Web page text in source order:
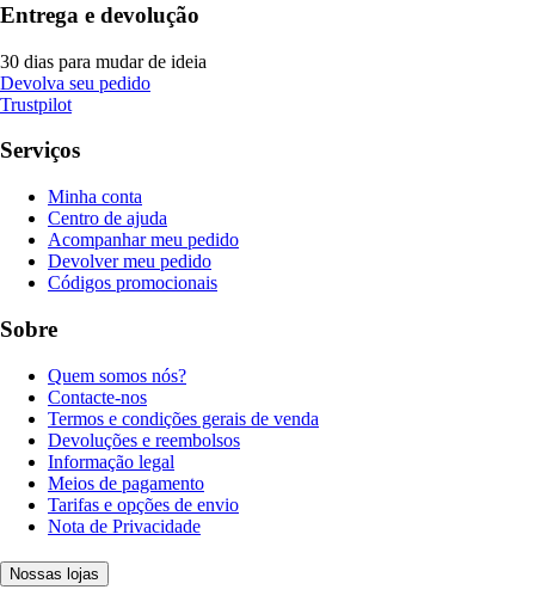
Entrega e devolução
30 dias para mudar de ideia
Devolva seu pedido
Trustpilot
Serviços
Minha conta
Centro de ajuda
Acompanhar meu pedido
Devolver meu pedido
Códigos promocionais
Sobre
Quem somos nós?
Contacte-nos
Termos e condições gerais de venda
Devoluções e reembolsos
Informação legal
Meios de pagamento
Tarifas e opções de envio
Nota de Privacidade
Nossas lojas